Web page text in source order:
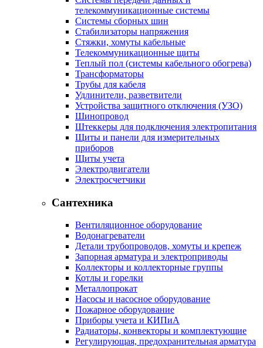
телекоммуникационные системы
Системы сборных шин
Стабилизаторы напряжения
Стяжки, хомуты кабельные
Телекоммуникационные щиты
Теплый пол (системы кабельного обогрева)
Трансформаторы
Трубы для кабеля
Удлинители, разветвители
Устройства защитного отключения (УЗО)
Шинопровод
Штеккеры для подключения электропитания
Щиты и панели для измерительных
приборов
Щиты учета
Электродвигатели
Электросчетчики
Сантехника
Вентиляционное оборудование
Водонагреватели
Детали трубопроводов, хомуты и крепеж
Запорная арматура и электроприводы
Коллекторы и коллекторные группы
Котлы и горелки
Металлопрокат
Насосы и насосное оборудование
Пожарное оборудование
Приборы учета и КИПиА
Радиаторы, конвекторы и комплектующие
Регулирующая, предохранительная арматура